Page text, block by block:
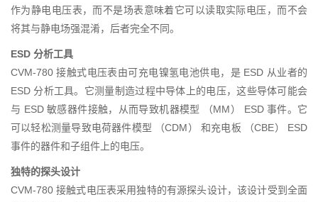
作为静电电压表，而不是场表意味着它可以读取实际电压，而不会
将其与静电场强混淆，后者完全不同。
ESD 分析工具
CVM-780 接触式电压表由可充电镍氢电池供电，是 ESD 从业者的
ESD 分析工具。它测量制造过程中导体上的电压，这些导体可能会
与 ESD 敏感器件接触，从而导致机器模型 （MM） ESD 事件。它
可以轻松测量导致电荷器件模型 （CDM） 和充电板 （CBE） ESD
事件的器件和子组件上的电压。
独特的探头设计
CVM-780 接触式电压表采用独特的有源探头设计，该设计受到全面